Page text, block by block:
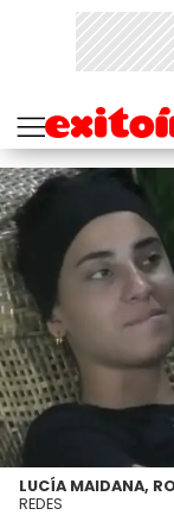
LUCÍA MAIDANA,
REDES